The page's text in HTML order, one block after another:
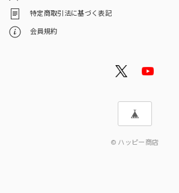
特定商取引法に基づく表記
会員規約
© ハッピー商店